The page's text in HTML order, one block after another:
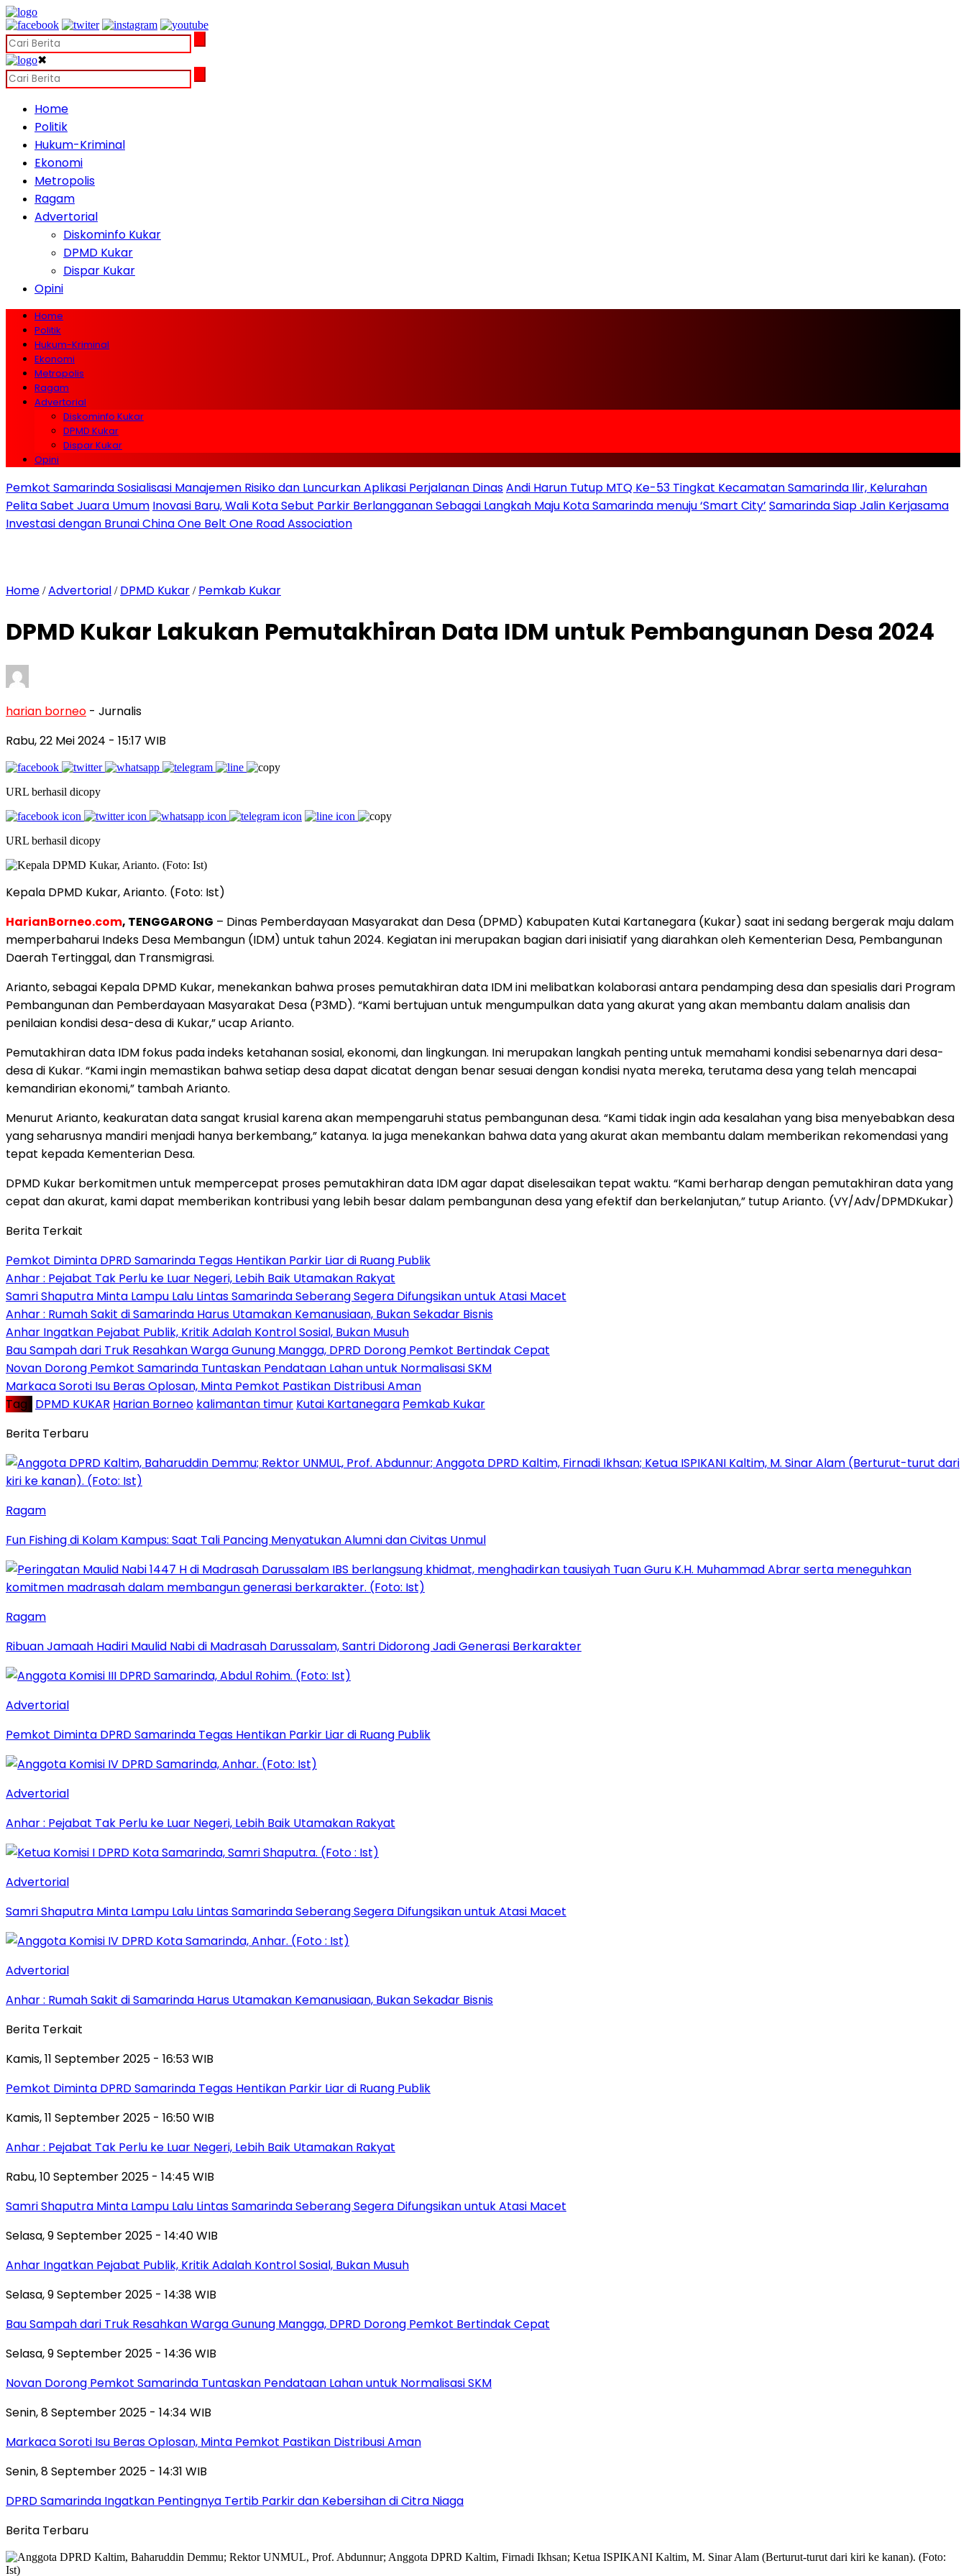
✖
Home
Politik
Hukum-Kriminal
Ekonomi
Metropolis
Ragam
Advertorial
Diskominfo Kukar
DPMD Kukar
Dispar Kukar
Opini
Home
Politik
Hukum-Kriminal
Ekonomi
Metropolis
Ragam
Advertorial
Diskominfo Kukar
DPMD Kukar
Dispar Kukar
Opini
Pemkot Samarinda Sosialisasi Manajemen Risiko dan Luncurkan Aplikasi Perjalanan DinasAndi Harun Tutup MTQ Ke-53 Tingkat Kecamatan Samarinda Ilir, Kelurahan
Pelita Sabet Juara Umum Inovasi Baru, Wali Kota Sebut Parkir Berlangganan Sebagai Langkah Maju Kota Samarinda menuju ‘Smart City’ Samarinda Siap Jalin Kerjasama
Investasi dengan Brunai China One Belt One Road Association
Home /Advertorial / DPMD Kukar / Pemkab Kukar
DPMD Kukar Lakukan Pemutakhiran Data IDM untuk Pembangunan Desa 2024
harian borneo - Jurnalis
Rabu, 22 Mei 2024 - 15:17 WIB
URL berhasil dicopy
URL berhasil dicopy
Kepala DPMD Kukar, Arianto. (Foto: Ist)
HarianBorneo.com, TENGGARONG – Dinas Pemberdayaan Masyarakat dan Desa (DPMD) Kabupaten Kutai Kartanegara (Kukar) saat ini sedang bergerak maju dalam
memperbaharui Indeks Desa Membangun (IDM) untuk tahun 2024. Kegiatan ini merupakan bagian dari inisiatif yang diarahkan oleh Kementerian Desa, Pembangunan
Daerah Tertinggal, dan Transmigrasi.
Arianto, sebagai Kepala DPMD Kukar, menekankan bahwa proses pemutakhiran data IDM ini melibatkan kolaborasi antara pendamping desa dan spesialis dari Program
Pembangunan dan Pemberdayaan Masyarakat Desa (P3MD). “Kami bertujuan untuk mengumpulkan data yang akurat yang akan membantu dalam analisis dan
penilaian kondisi desa-desa di Kukar,” ucap Arianto.
Pemutakhiran data IDM fokus pada indeks ketahanan sosial, ekonomi, dan lingkungan. Ini merupakan langkah penting untuk memahami kondisi sebenarnya dari desa-
desa di Kukar. “Kami ingin memastikan bahwa setiap desa dapat dicatat dengan benar sesuai dengan kondisi nyata mereka, terutama desa yang telah mencapai
kemandirian ekonomi,” tambah Arianto.
Menurut Arianto, keakuratan data sangat krusial karena akan mempengaruhi status pembangunan desa. “Kami tidak ingin ada kesalahan yang bisa menyebabkan desa
yang seharusnya mandiri menjadi hanya berkembang,” katanya. Ia juga menekankan bahwa data yang akurat akan membantu dalam memberikan rekomendasi yang
tepat kepada Kementerian Desa.
DPMD Kukar berkomitmen untuk mempercepat proses pemutakhiran data IDM agar dapat diselesaikan tepat waktu. “Kami berharap dengan pemutakhiran data yang
cepat dan akurat, kami dapat memberikan kontribusi yang lebih besar dalam pembangunan desa yang efektif dan berkelanjutan,” tutup Arianto. (VY/Adv/DPMDKukar)
Berita Terkait
Pemkot Diminta DPRD Samarinda Tegas Hentikan Parkir Liar di Ruang Publik
Anhar : Pejabat Tak Perlu ke Luar Negeri, Lebih Baik Utamakan Rakyat
Samri Shaputra Minta Lampu Lalu Lintas Samarinda Seberang Segera Difungsikan untuk Atasi Macet
Anhar : Rumah Sakit di Samarinda Harus Utamakan Kemanusiaan, Bukan Sekadar Bisnis
Anhar Ingatkan Pejabat Publik, Kritik Adalah Kontrol Sosial, Bukan Musuh
Bau Sampah dari Truk Resahkan Warga Gunung Mangga, DPRD Dorong Pemkot Bertindak Cepat
Novan Dorong Pemkot Samarinda Tuntaskan Pendataan Lahan untuk Normalisasi SKM
Markaca Soroti Isu Beras Oplosan, Minta Pemkot Pastikan Distribusi Aman
Tag : DPMD KUKAR Harian Borneo kalimantan timur Kutai Kartanegara Pemkab Kukar
Berita Terbaru
Ragam
Fun Fishing di Kolam Kampus: Saat Tali Pancing Menyatukan Alumni dan Civitas Unmul
Ragam
Ribuan Jamaah Hadiri Maulid Nabi di Madrasah Darussalam, Santri Didorong Jadi Generasi Berkarakter
Advertorial
Pemkot Diminta DPRD Samarinda Tegas Hentikan Parkir Liar di Ruang Publik
Advertorial
Anhar : Pejabat Tak Perlu ke Luar Negeri, Lebih Baik Utamakan Rakyat
Advertorial
Samri Shaputra Minta Lampu Lalu Lintas Samarinda Seberang Segera Difungsikan untuk Atasi Macet
Advertorial
Anhar : Rumah Sakit di Samarinda Harus Utamakan Kemanusiaan, Bukan Sekadar Bisnis
Berita Terkait
Kamis, 11 September 2025 - 16:53 WIB
Pemkot Diminta DPRD Samarinda Tegas Hentikan Parkir Liar di Ruang Publik
Kamis, 11 September 2025 - 16:50 WIB
Anhar : Pejabat Tak Perlu ke Luar Negeri, Lebih Baik Utamakan Rakyat
Rabu, 10 September 2025 - 14:45 WIB
Samri Shaputra Minta Lampu Lalu Lintas Samarinda Seberang Segera Difungsikan untuk Atasi Macet
Selasa, 9 September 2025 - 14:40 WIB
Anhar Ingatkan Pejabat Publik, Kritik Adalah Kontrol Sosial, Bukan Musuh
Selasa, 9 September 2025 - 14:38 WIB
Bau Sampah dari Truk Resahkan Warga Gunung Mangga, DPRD Dorong Pemkot Bertindak Cepat
Selasa, 9 September 2025 - 14:36 WIB
Novan Dorong Pemkot Samarinda Tuntaskan Pendataan Lahan untuk Normalisasi SKM
Senin, 8 September 2025 - 14:34 WIB
Markaca Soroti Isu Beras Oplosan, Minta Pemkot Pastikan Distribusi Aman
Senin, 8 September 2025 - 14:31 WIB
DPRD Samarinda Ingatkan Pentingnya Tertib Parkir dan Kebersihan di Citra Niaga
Berita Terbaru